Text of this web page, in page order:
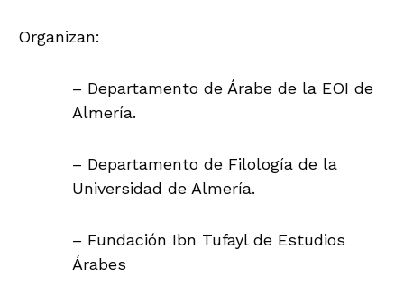
Organizan:
– Departamento de Árabe de la EOI de
Almería.
– Departamento de Filología de la
Universidad de Almería.
– Fundación Ibn Tufayl de Estudios
Árabes